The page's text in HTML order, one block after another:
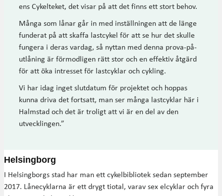
ens Cykelteket, det visar på att det finns ett stort behov.
Många som lånar går in med inställningen att de länge
funderat på att skaffa lastcykel för att se hur det skulle
fungera i deras vardag, så nyttan med denna prova-på-
utlåning är förmodligen rätt stor och en effektiv åtgärd
för att öka intresset för lastcyklar och cykling.
Vi har idag inget slutdatum för projektet och hoppas
kunna driva det fortsatt, man ser många lastcyklar här i
Halmstad och det är troligt att vi är en del av den
utvecklingen.”
Helsingborg
I Helsingborgs stad har man ett cykelbibliotek sedan september
2017. Lånecyklarna är ett drygt tiotal, varav sex elcyklar och fyra